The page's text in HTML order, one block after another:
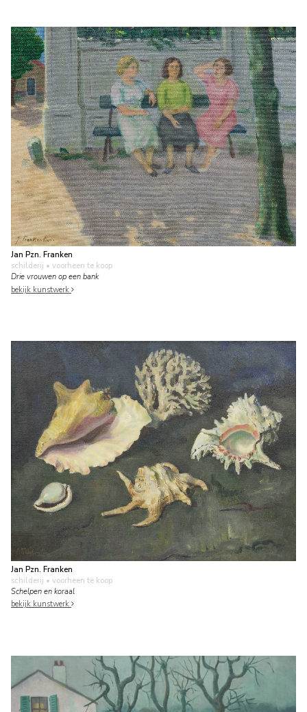
Jan Pzn. Franken
schilderij • voorheen te koop
Drie vrouwen op een bank
bekijk kunstwerk
Jan Pzn. Franken
schilderij • voorheen te koop
Schelpen en koraal
bekijk kunstwerk